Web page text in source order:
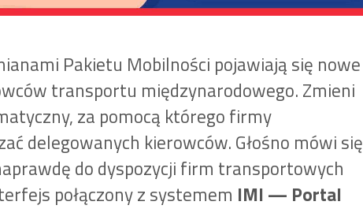
Pakietu Mobilności pojawiają się nowe
transportu międzynarodowego. Zmieni
za pomocą którego firmy
delegowanych kierowców. Głośno mówi się
do dyspozycji firm transportowych
połączony z systemem IMI — Portal